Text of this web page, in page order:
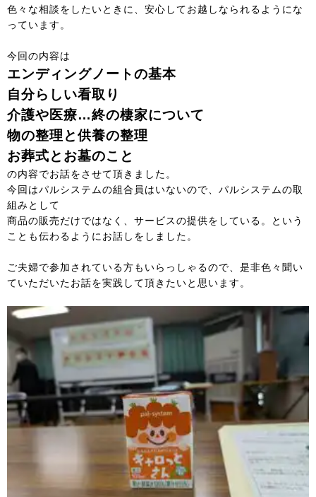
色々な相談をしたいときに、安心してお越しなられるようにな
っています。
今回の内容は
エンディングノートの基本
自分らしい看取り
介護や医療…終の棲家について
物の整理と供養の整理
お葬式とお墓のこと
の内容でお話をさせて頂きました。
今回はパルシステムの組合員はいないので、パルシステムの取
組みとして
商品の販売だけではなく、サービスの提供をしている。という
ことも伝わるようにお話しをしました。
ご夫婦で参加されている方もいらっしゃるので、是非色々聞い
ていただいたお話を実践して頂きたいと思います。